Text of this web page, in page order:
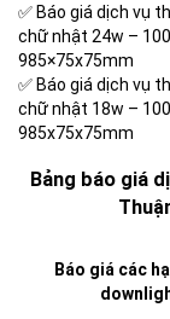
✅ Báo giá dịch vụ
chữ nhật 24w –
985×75x75mm
✅ Báo giá dịch vụ
chữ nhật 18w –
985x75x75mm
Bảng báo giá
Báo giá các